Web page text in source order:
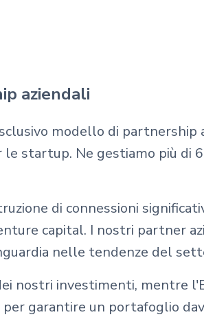
aziendali
modello di
startup. Ne gestiamo più di
di connessioni
capital. I nostri partner
nelle tendenze del
nostri investimenti, mentre
garantire un portafoglio